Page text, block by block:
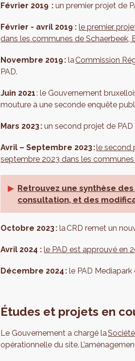
Février 2019 : un premier projet de
Février - avril 2019 : le premier
dans les communes de
Novembre 2019 :laCommission
PAD.
Juin 2021: le Gouvernement
mouture à une seconde enquête
Mars 2023 : un second projet de
Avril – Septembre 2023 :le second
septembre 2023 dans les
Retrouvez une synthèse
consultation, et des
Octobre 2023 :la CRD remet un
Avril 2024 :le PAD est approuvé en
Décembre 2024 : le PAD
Études et projets en
Le Gouvernement a chargé la
opérationnelle du site.